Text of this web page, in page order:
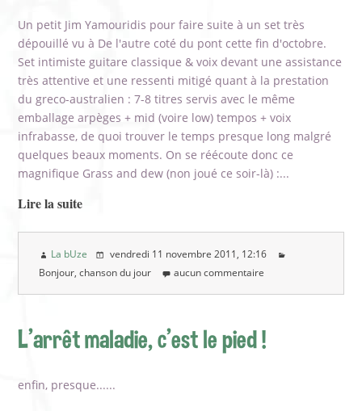
Un petit Jim Yamouridis pour faire suite à un set très
dépouillé vu à De l'autre coté du pont cette fin d'octobre.
Set intimiste guitare classique & voix devant une assistance
très attentive et une ressenti mitigé quant à la prestation
du greco-australien : 7-8 titres servis avec le même
emballage arpèges + mid (voire low) tempos + voix
infrabasse, de quoi trouver le temps presque long malgré
quelques beaux moments. On se réécoute donc ce
magnifique Grass and dew (non joué ce soir-là) :...
Lire la suite
La bUze vendredi 11 novembre 2011 , 12:16
Bonjour, chanson du jour
aucun commentaire
L'arrêt maladie, c'est le pied !
enfin, presque......